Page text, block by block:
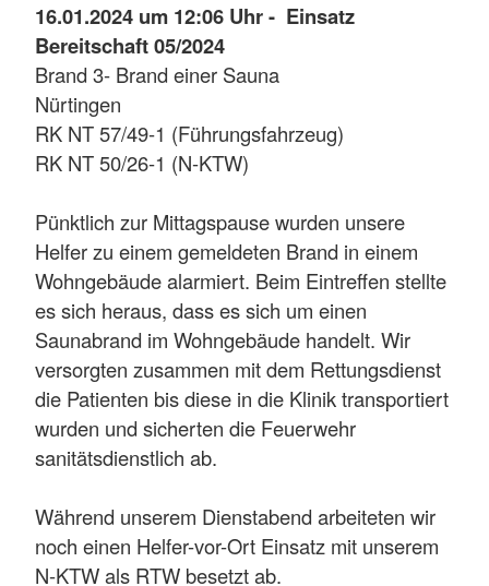
16.01.2024 um 12:06 Uhr - Einsatz
Bereitschaft 05/2024
Brand 3- Brand einer Sauna
Nürtingen
RK NT 57/49-1 (Führungsfahrzeug)
RK NT 50/26-1 (N-KTW)
Pünktlich zur Mittagspause wurden unsere
Helfer zu einem gemeldeten Brand in einem
Wohngebäude alarmiert. Beim Eintreffen stellte
es sich heraus, dass es sich um einen
Saunabrand im Wohngebäude handelt. Wir
versorgten zusammen mit dem Rettungsdienst
die Patienten bis diese in die Klinik transportiert
wurden und sicherten die Feuerwehr
sanitätsdienstlich ab.
Während unserem Dienstabend arbeiteten wir
noch einen Helfer-vor-Ort Einsatz mit unserem
N-KTW als RTW besetzt ab.